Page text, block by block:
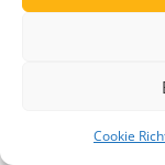
Cookie